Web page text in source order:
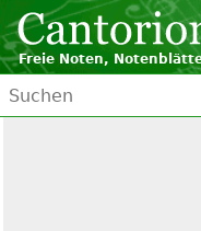
Freie Noten,